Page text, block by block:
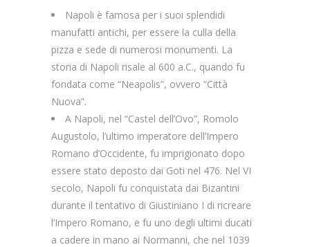
Napoli è famosa per i suoi splendidi
manufatti antichi, per essere la culla della
pizza e sede di numerosi monumenti. La
storia di Napoli risale al 600 a.C., quando fu
fondata come “Neapolis”, ovvero “Città
Nuova”.
A Napoli, nel “Castel dell’Ovo”, Romolo
Augustolo, l’ultimo imperatore dell’Impero
Romano d’Occidente, fu imprigionato dopo
essere stato deposto dai Goti nel 476. Nel VI
secolo, Napoli fu conquistata dai Bizantini
durante il tentativo di Giustiniano I di ricreare
l’Impero Romano, e fu uno degli ultimi ducati
a cadere in mano ai Normanni, che nel 1039